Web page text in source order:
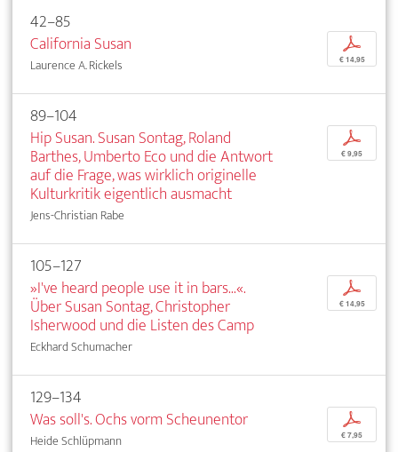
42–85
California Susan
Laurence A. Rickels
p
€ 14,95
89–104
Hip Susan. Susan Sontag, Roland
Barthes, Umberto Eco und die Antwort
auf die Frage, was wirklich originelle
Kulturkritik eigentlich ausmacht
Jens-Christian Rabe
p
€ 9,95
105–127
»I've heard people use it in bars...«.
Über Susan Sontag, Christopher
Isherwood und die Listen des Camp
Eckhard Schumacher
p
€ 14,95
129–134
Was soll's. Ochs vorm Scheunentor
Heide Schlüpmann
p
€ 7,95